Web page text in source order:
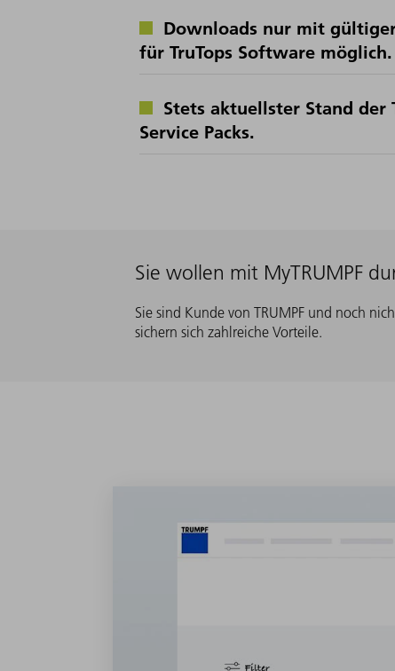
Downloads nur mit
für TruTops Software möglich.
Stets aktuellster Stand der
Service Packs.
Sie wollen mit MyTRUMPF
Sie sind Kunde von TRUMPF und noch
sichern sich zahlreiche Vorteile.